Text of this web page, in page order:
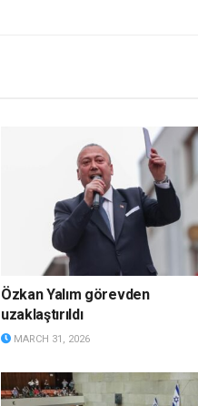
Özkan Yalım görevden
uzaklaştırıldı
MARCH 31, 2026